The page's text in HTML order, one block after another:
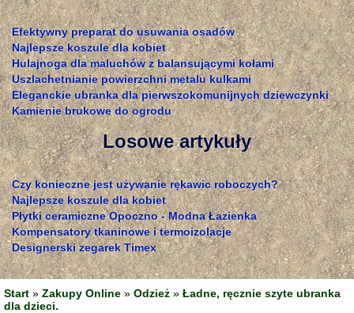
Efektywny preparat do usuwania osadów
Najlepsze koszule dla kobiet
Hulajnoga dla maluchów z balansującymi kołami
Uszlachetnianie powierzchni metalu kulkami
Eleganckie ubranka dla pierwszokomunijnych dziewczynki
Kamienie brukowe do ogrodu
Losowe artykuły
Czy konieczne jest używanie rękawic roboczych?
Najlepsze koszule dla kobiet
Płytki ceramiczne Opoczno - Modna Łazienka
Kompensatory tkaninowe i termoizolacje
Designerski zegarek Timex
Start » Zakupy Online » Odzież » Ładne, ręcznie szyte ubranka
dla dzieci.